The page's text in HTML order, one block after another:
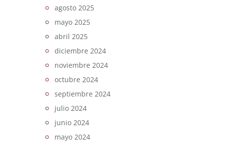
agosto 2025
mayo 2025
abril 2025
diciembre 2024
noviembre 2024
octubre 2024
septiembre 2024
julio 2024
junio 2024
mayo 2024